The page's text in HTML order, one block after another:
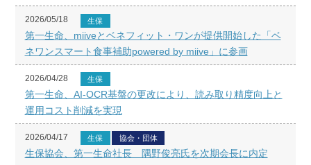
2026/05/18 生保
第一生命、miiveとベネフィット・ワンが提供開始した「ベ
ネワンスマート食事補助powered by miive」に参画
2026/04/28 生保
第一生命、AI-OCR基盤の更改により、読み取り精度向上と
運用コスト削減を実現
2026/04/17 生保 協会・団体
生保協会、第一生命社長 隅野俊亮氏を次期会長に内定